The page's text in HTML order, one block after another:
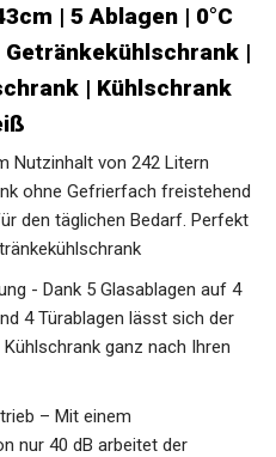
| 5 Ablagen | 0°C
Getränkekühlschrank |
| Kühlschrank
Nutzinhalt von 242 Litern
ohne Gefrierfach freistehend
den täglichen Bedarf. Perfekt
- Dank 5 Glasablagen auf 4
4 Türablagen lässt sich der
ganz nach Ihren
– Mit einem
nur 40 dB arbeitet der